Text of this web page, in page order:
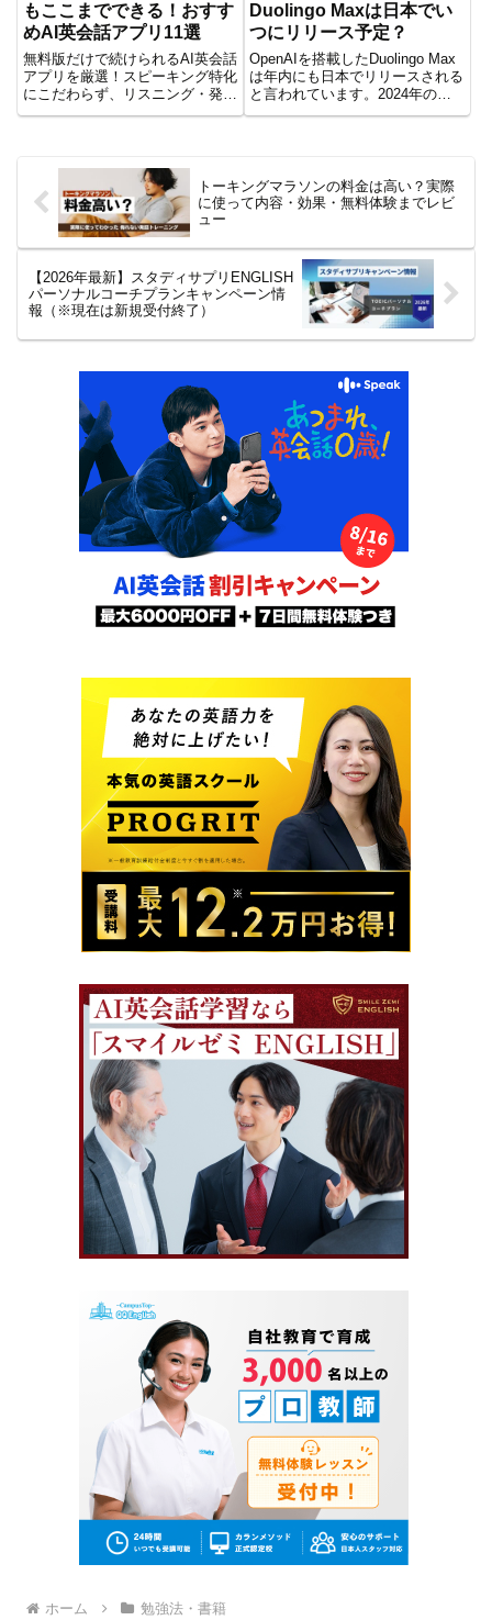
もここまでできる！おすす
めAI英会話アプリ11選
無料版だけで続けられるAI英会話
アプリを厳選！スピーキング特化
にこだわらず、リスニング・発
音・英作文など幅広くカバーでき
Duolingo Maxは日本でい
つにリリース予定？
OpenAIを搭載したDuolingo Max
は年内にも日本でリリースされる
と言われています。2024年の春
の時点ではごく限られたユーザー
トーキングマラソンの料金は高い？実際
に使って内容・効果・無料体験までレビ
ュー
【2026年最新】スタディサプリENGLISH
パーソナルコーチプランキャンペーン情
報（※現在は新規受付終了）
ホーム 勉強法・書籍